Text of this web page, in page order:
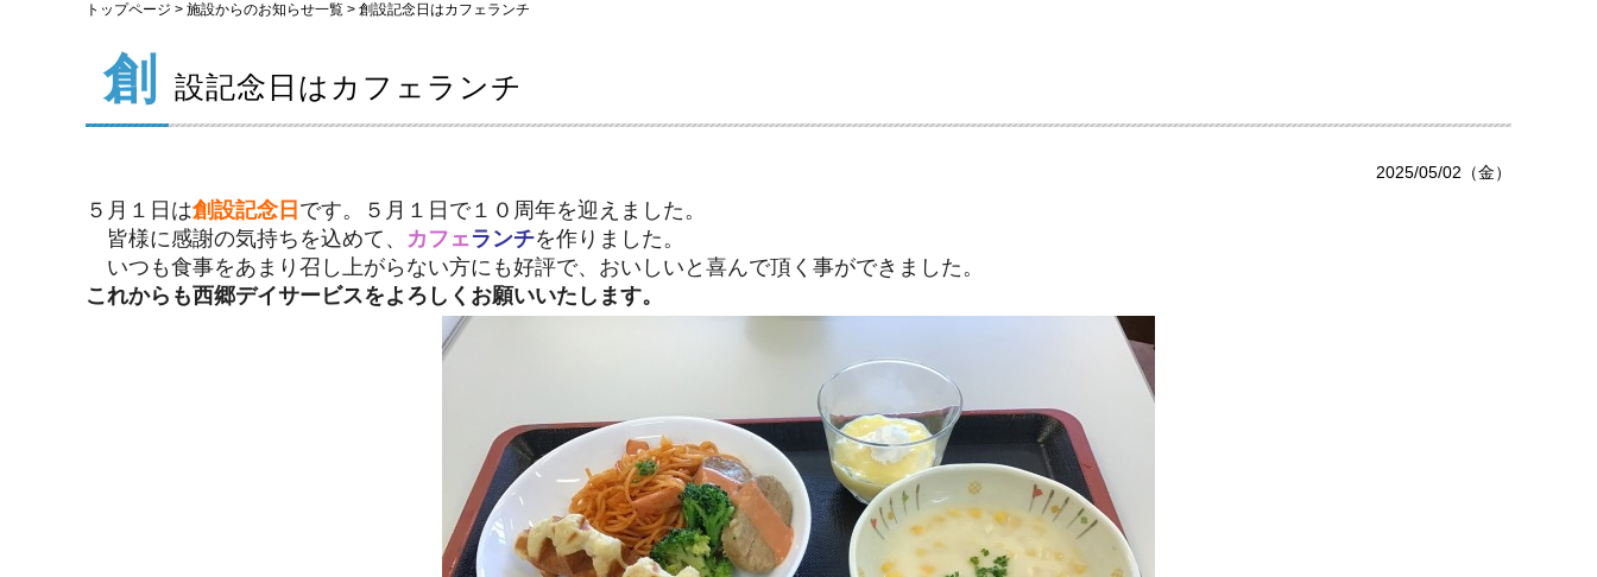
トップページ > 施設からのお知らせ一覧 > 創設記念日はカフェランチ
創 設記念日はカフェランチ
2025/05/02（金）
５月１日は創設記念日 です。５月１日で１０周年を迎えました。
皆様に感謝の気持ちを込めて、 カフェランチを作りました。
いつも食事をあまり召し上がらない方にも好評で、おいしいと喜んで頂く事ができました。
これからも西郷デイサービスをよろしくお願いいたします。